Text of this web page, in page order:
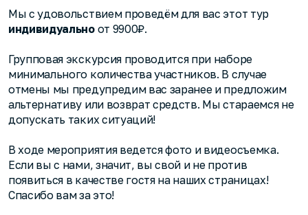
Мы с удовольствием проведём для вас этот тур
индивидуальноот 9900₽.
Групповая экскурсия проводится при наборе
минимального количества участников. В случае
отмены мы предупредим вас заранее и предложим
альтернативу или возврат средств. Мы стараемся не
допускать таких ситуаций!
В ходе мероприятия ведется фото и видеосъемка.
Если вы с нами, значит, вы свой и не против
появиться в качестве гостя на наших страницах!
Спасибо вам за это!